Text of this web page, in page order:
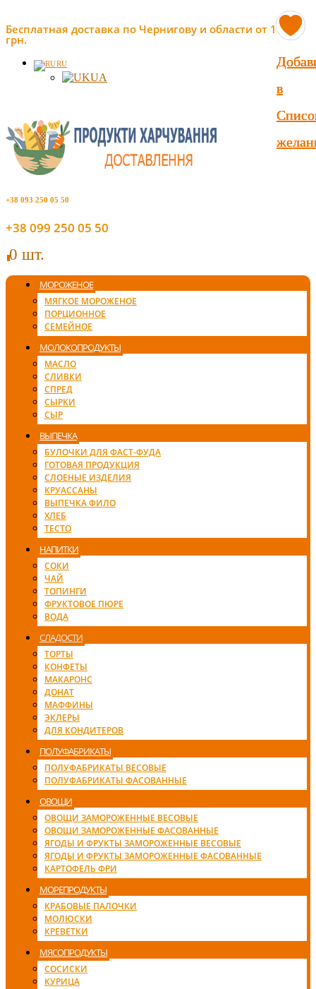
Бесплатная доставка по Чернигову и области от 1000
грн.
RU
UA
+38 093 250 05 50
+38 099 250 05 50
00 шт.
МОРОЖЕНОЕ
МЯГКОЕ МОРОЖЕНОЕ
ПОРЦИОННОЕ
СЕМЕЙНОЕ
МОЛОКОПРОДУКТЫ
МАСЛО
СЛИВКИ
СПРЕД
СЫРКИ
СЫР
ВЫПЕЧКА
БУЛОЧКИ ДЛЯ ФАСТ-ФУДА
ГОТОВАЯ ПРОДУКЦИЯ
СЛОЕНЫЕ ИЗДЕЛИЯ
КРУАССАНЫ
ВЫПЕЧКА ФИЛО
ХЛЕБ
ТЕСТО
НАПИТКИ
СОКИ
ЧАЙ
ТОПИНГИ
ФРУКТОВОЕ ПЮРЕ
ВОДА
СЛАДОСТИ
ТОРТЫ
КОНФЕТЫ
МАКАРОНС
ДОНАТ
МАФФИНЫ
ЭКЛЕРЫ
ДЛЯ КОНДИТЕРОВ
ПОЛУФАБРИКАТЫ
ПОЛУФАБРИКАТЫ ВЕСОВЫЕ
ПОЛУФАБРИКАТЫ ФАСОВАННЫЕ
ОВОЩИ
ОВОЩИ ЗАМОРОЖЕННЫЕ ВЕСОВЫЕ
ОВОЩИ ЗАМОРОЖЕННЫЕ ФАСОВАННЫЕ
ЯГОДЫ И ФРУКТЫ ЗАМОРОЖЕННЫЕ ВЕСОВЫЕ
ЯГОДЫ И ФРУКТЫ ЗАМОРОЖЕННЫЕ ФАСОВАННЫЕ
КАРТОФЕЛЬ ФРИ
МОРЕПРОДУКТЫ
КРАБОВЫЕ ПАЛОЧКИ
МОЛЮСКИ
КРЕВЕТКИ
МЯСОПРОДУКТЫ
СОСИСКИ
КУРИЦА
в
в
в